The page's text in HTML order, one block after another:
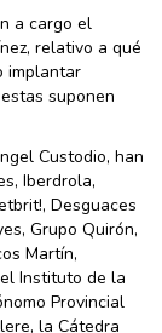
a cargo el
relativo a qué
implantar
suponen
Custodio, han
Iberdrola,
Desguaces
Grupo Quirón,
Martín,
Instituto de la
Provincial
la Cátedra